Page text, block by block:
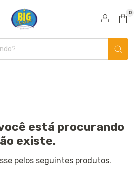
0
está procurando
existe.
pelos seguintes produtos.